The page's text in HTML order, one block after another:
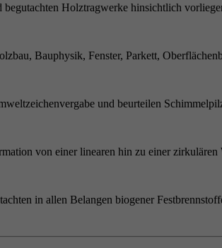
Holztragwerke hinsichtlich
Bauphysik, Fenster, Parkett,
und beurteilen
von einer linearen hin zu einer zirkulären
in allen Belangen biogener